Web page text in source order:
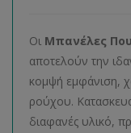
Οι Μπανέλες
αποτελούν την
κομψή εμφάνιση,
ρούχου.
διαφανές υλικό,